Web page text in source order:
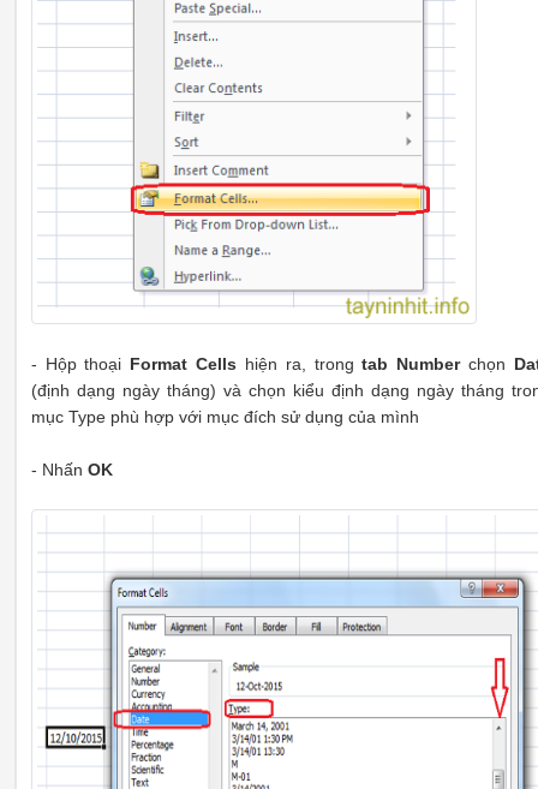
- Hộp thoại Format Cells hiện ra, trongtab Numberchọn
(định dạng ngày tháng) và chọn kiểu định dạng ngày tháng
mục Type phù hợp với mục đích sử dụng của mình
- Nhấn OK